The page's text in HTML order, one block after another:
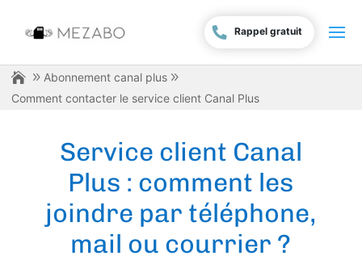
Rappel gratuit
Abonnement canal plus
Comment contacter le service client Canal Plus
Service client Canal
Plus : comment les
joindre par téléphone,
mail ou courrier ?